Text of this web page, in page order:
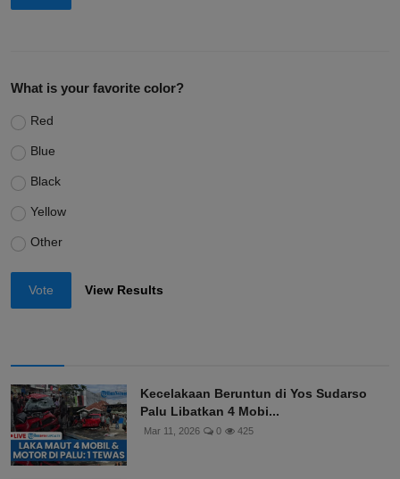
What is your favorite color?
Red
Blue
Black
Yellow
Other
Vote View Results
Kecelakaan Beruntun di Yos Sudarso
Palu Libatkan 4 Mobi...
Mar 11, 2026 0 425